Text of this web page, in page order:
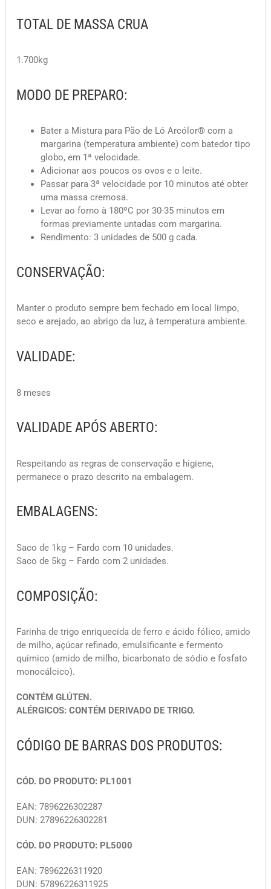
TOTAL DE MASSA CRUA
1.700kg
MODO DE PREPARO:
Bater a Mistura para Pão de Ló Arcólor® com a
margarina (temperatura ambiente) com batedor tipo
globo, em 1ª velocidade.
Adicionar aos poucos os ovos e o leite.
Passar para 3ª velocidade por 10 minutos até obter
uma massa cremosa.
Levar ao forno à 180ºC por 30-35 minutos em
formas previamente untadas com margarina.
Rendimento: 3 unidades de 500 g cada.
CONSERVAÇÃO:
Manter o produto sempre bem fechado em local limpo,
seco e arejado, ao abrigo da luz, à temperatura ambiente.
VALIDADE:
8 meses
VALIDADE APÓS ABERTO:
Respeitando as regras de conservação e higiene,
permanece o prazo descrito na embalagem.
EMBALAGENS:
Saco de 1kg – Fardo com 10 unidades.
Saco de 5kg – Fardo com 2 unidades.
COMPOSIÇÃO:
Farinha de trigo enriquecida de ferro e ácido fólico, amido
de milho, açúcar refinado, emulsificante e fermento
químico (amido de milho, bicarbonato de sódio e fosfato
monocálcico).
CONTÉM GLÚTEN.
ALÉRGICOS: CONTÉM DERIVADO DE TRIGO.
CÓDIGO DE BARRAS DOS PRODUTOS:
CÓD. DO PRODUTO: PL1001
EAN: 7896226302287
DUN: 27896226302281
CÓD. DO PRODUTO: PL5000
EAN: 7896226311920
DUN: 57896226311925